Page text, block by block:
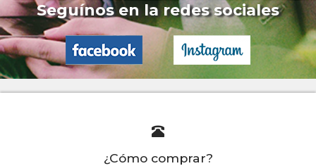
Seguínos en la redes sociales
¿Cómo comprar?